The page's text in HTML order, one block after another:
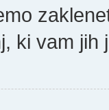
ki vam